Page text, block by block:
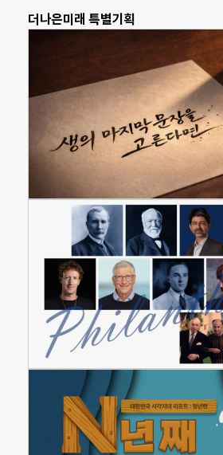
더나은미래 특별기획